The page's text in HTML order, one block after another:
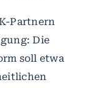
Partnern
Die
soll etwa